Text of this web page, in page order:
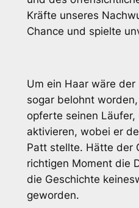
Kräfte unseres
Chance und spielte
Um ein Haar wäre
sogar belohnt
opferte seinen Läufer,
aktivieren, wobei er
Patt stellte. Hätte der
richtigen Moment die
die Geschichte
geworden.